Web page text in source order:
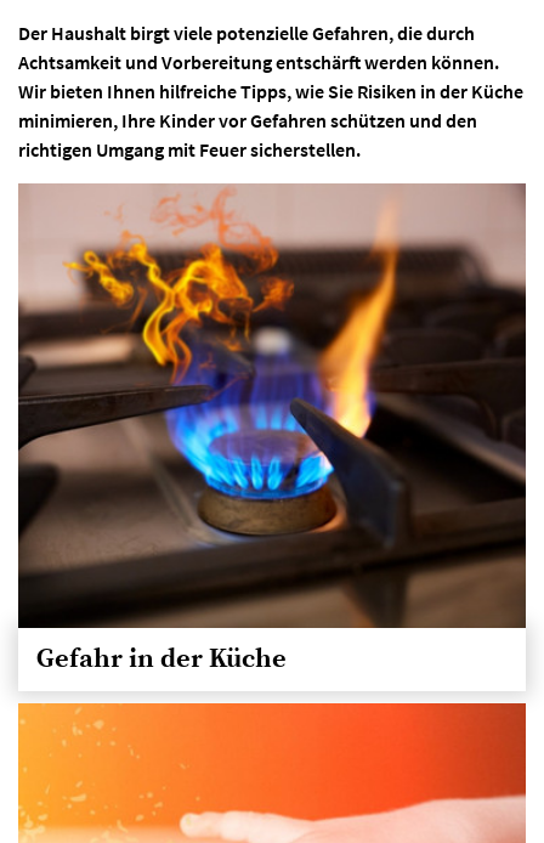
Der Haushalt birgt viele potenzielle Gefahren, die durch
Achtsamkeit und Vorbereitung entschärft werden können.
Wir bieten Ihnen hilfreiche Tipps, wie Sie Risiken in der Küche
minimieren, Ihre Kinder vor Gefahren schützen und den
richtigen Umgang mit Feuer sicherstellen.
Gefahr in der Küche